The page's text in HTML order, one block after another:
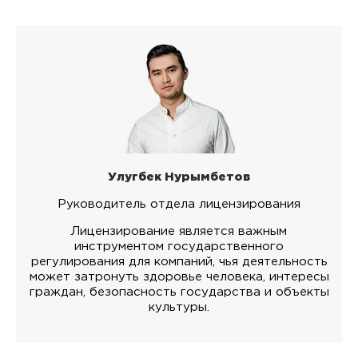
Улугбек Нурымбетов
Руководитель отдела лицензирования
Лицензирование является важным
инструментом государственного
регулирования для компаний, чья деятельность
может затронуть здоровье человека, интересы
граждан, безопасность государства и объекты
культуры.